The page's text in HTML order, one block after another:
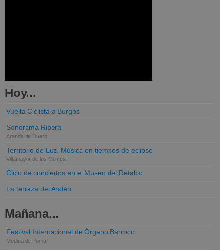
Hoy...
Vuelta Ciclista a Burgos
Sonorama Ribera
Aranda de Duero
Territorio de Luz. Música en tiempos de eclipse
Villamayor de los Montes
Ciclo de conciertos en el Museo del Retablo
La terraza del Andén
Mañana...
Festival Internacional de Órgano Barroco
Medina de Pomar